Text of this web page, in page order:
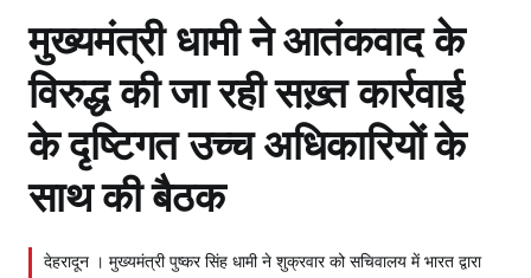
मुख्यमंत्री धामी ने आतंकवाद के
विरुद्ध की जा रही सख़्त कार्रवाई
के दृष्टिगत उच्च अधिकारियों के
साथ की बैठक
देहरादून । मुख्यमंत्री पुष्कर सिंह धामी ने शुक्रवार को सचिवालय में भारत द्वारा